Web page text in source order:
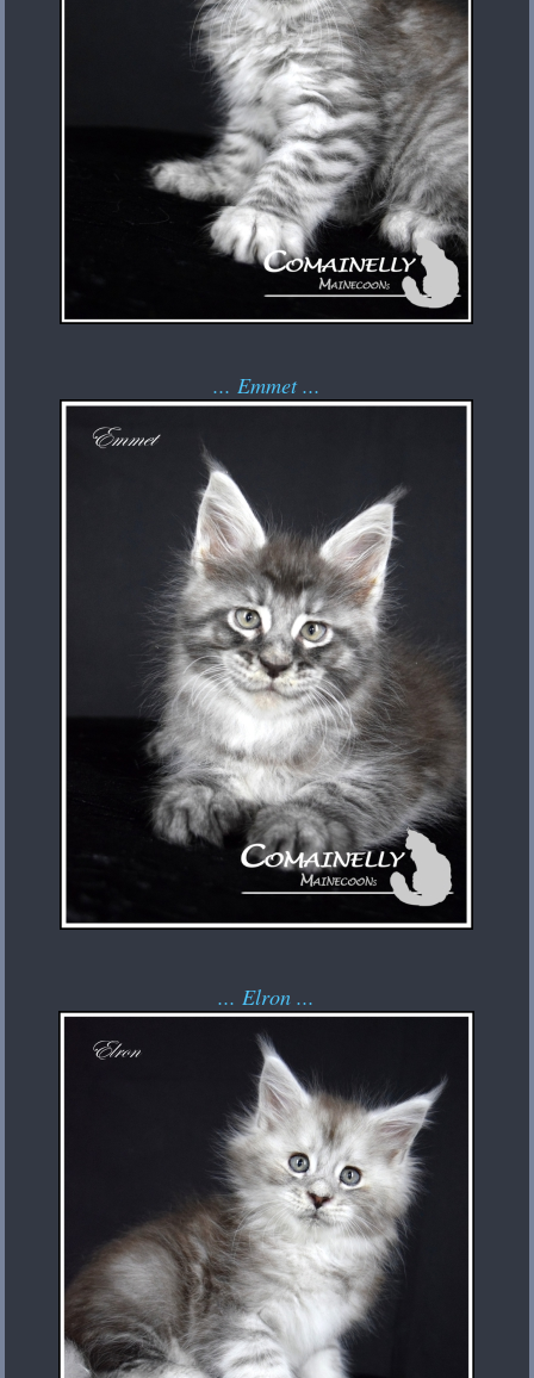
... Emmet ...
... Elron ...